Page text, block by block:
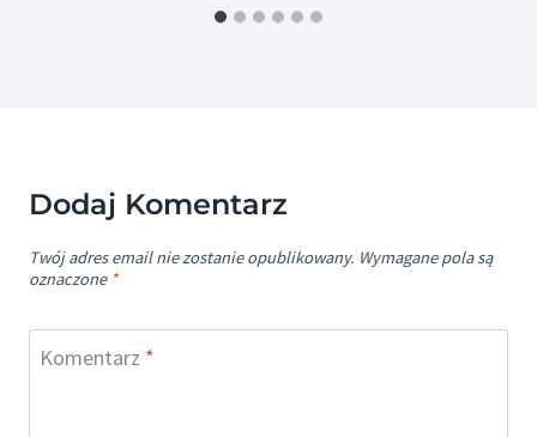
Dodaj Komentarz
Twój adres email nie zostanie opublikowany. Wymagane pola są
oznaczone *
Komentarz *